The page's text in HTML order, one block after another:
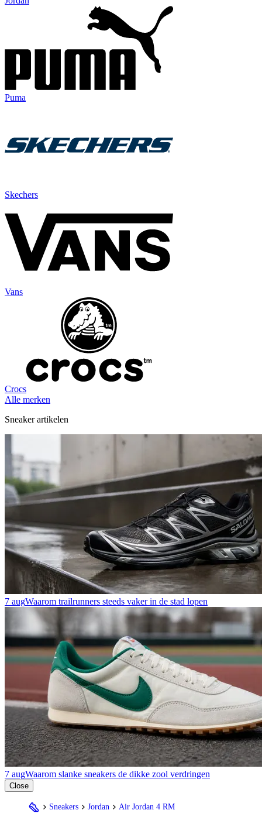
Puma
Skechers
Vans
Crocs
Alle merken
Sneaker artikelen
7 augWaarom trailrunners steeds vaker in de stad lopen
7 augWaarom slanke sneakers de dikke zool verdringen
Close
Sneakers Jordan Air Jordan 4 RM